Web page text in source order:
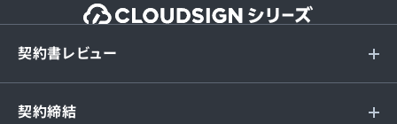
契約書レビュー
契約締結